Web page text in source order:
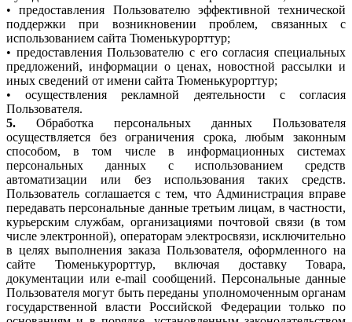
• предоставления Пользователю эффективной технической
поддержки при возникновении проблем, связанных с
использованием сайта Тюменькурорттур;
• предоставления Пользователю с его согласия специальных
предложений, информации о ценах, новостной рассылки и
иных сведений от имени сайта Тюменькурорттур;
• осуществления рекламной деятельности с согласия
Пользователя.
5. Обработка персональных данных Пользователя
осуществляется без ограничения срока, любым законным
способом, в том числе в информационных системах
персональных данных с использованием средств
автоматизации или без использования таких средств.
Пользователь соглашается с тем, что Администрация вправе
передавать персональные данные третьим лицам, в частности,
курьерским службам, организациями почтовой связи (в том
числе электронной), операторам электросвязи, исключительно
в целях выполнения заказа Пользователя, оформленного на
сайте Тюменькурорттур, включая доставку Товара,
документации или e-mail сообщений. Персональные данные
Пользователя могут быть переданы уполномоченным органам
государственной власти Российской Федерации только по